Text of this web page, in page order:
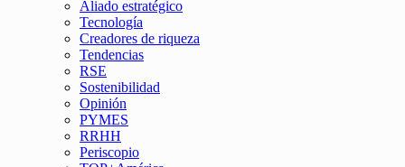
Aliado estratégico
Tecnología
Creadores de riqueza
Tendencias
RSE
Sostenibilidad
Opinión
PYMES
RRHH
Periscopio